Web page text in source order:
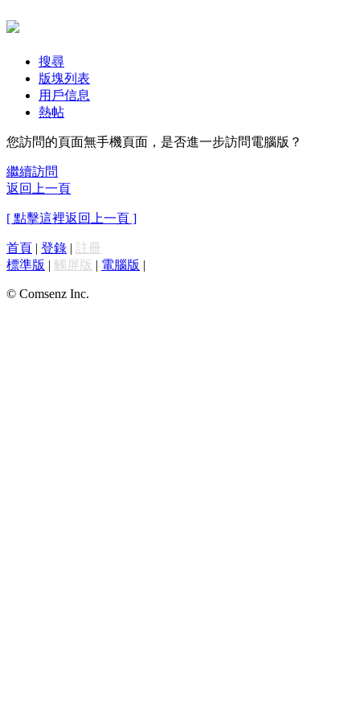
搜尋
版塊列表
用戶信息
熱帖
您訪問的頁面無手機頁面，是否進一步訪問電腦版？
繼續訪問
返回上一頁
[ 點擊這裡返回上一頁 ]
首頁 | 登錄 | 註冊
標準版 | 觸屏版 | 電腦版 |
© Comsenz Inc.